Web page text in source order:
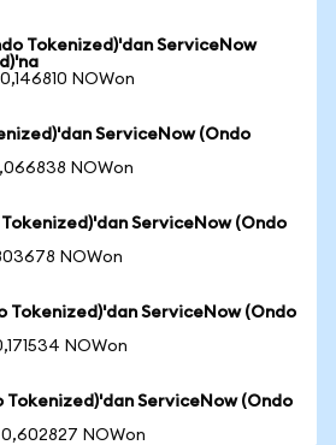
Tokenized)'dan ServiceNow
NOWon
ServiceNow (Ondo
NOWon
ServiceNow (Ondo
NOWon
Tokenized)'dan ServiceNow (Ondo
NOWon
Tokenized)'dan ServiceNow (Ondo
NOWon